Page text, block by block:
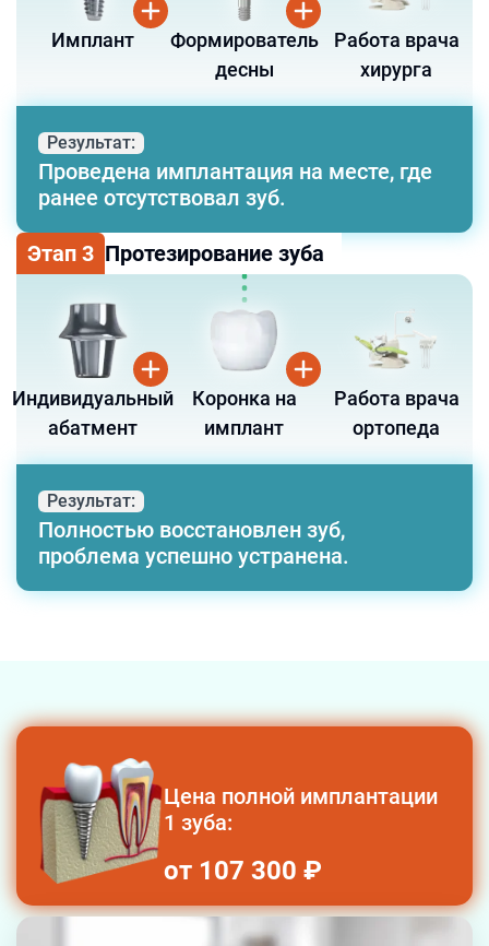
Имплант
Формирователь
десны
Работа врача
хирурга
Результат:
Проведена имплантация на месте, где
ранее отсутствовал зуб.
Этап 3 Протезирование зуба
Индивидуальный
абатмент
Коронка на
имплант
Работа врача
ортопеда
Результат:
Полностью восстановлен зуб,
проблема успешно устранена.
Цена полной имплантации
1 зуба:
от 107 300 ₽